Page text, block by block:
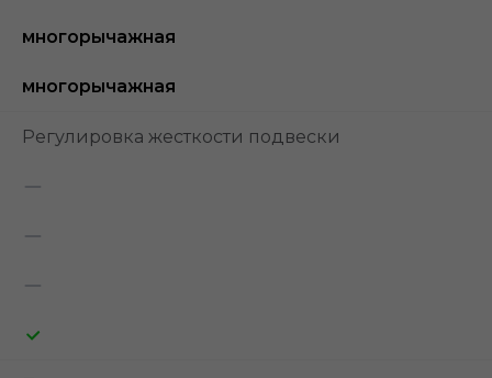
многорычажная
многорычажная
Регулировка жесткости подвески